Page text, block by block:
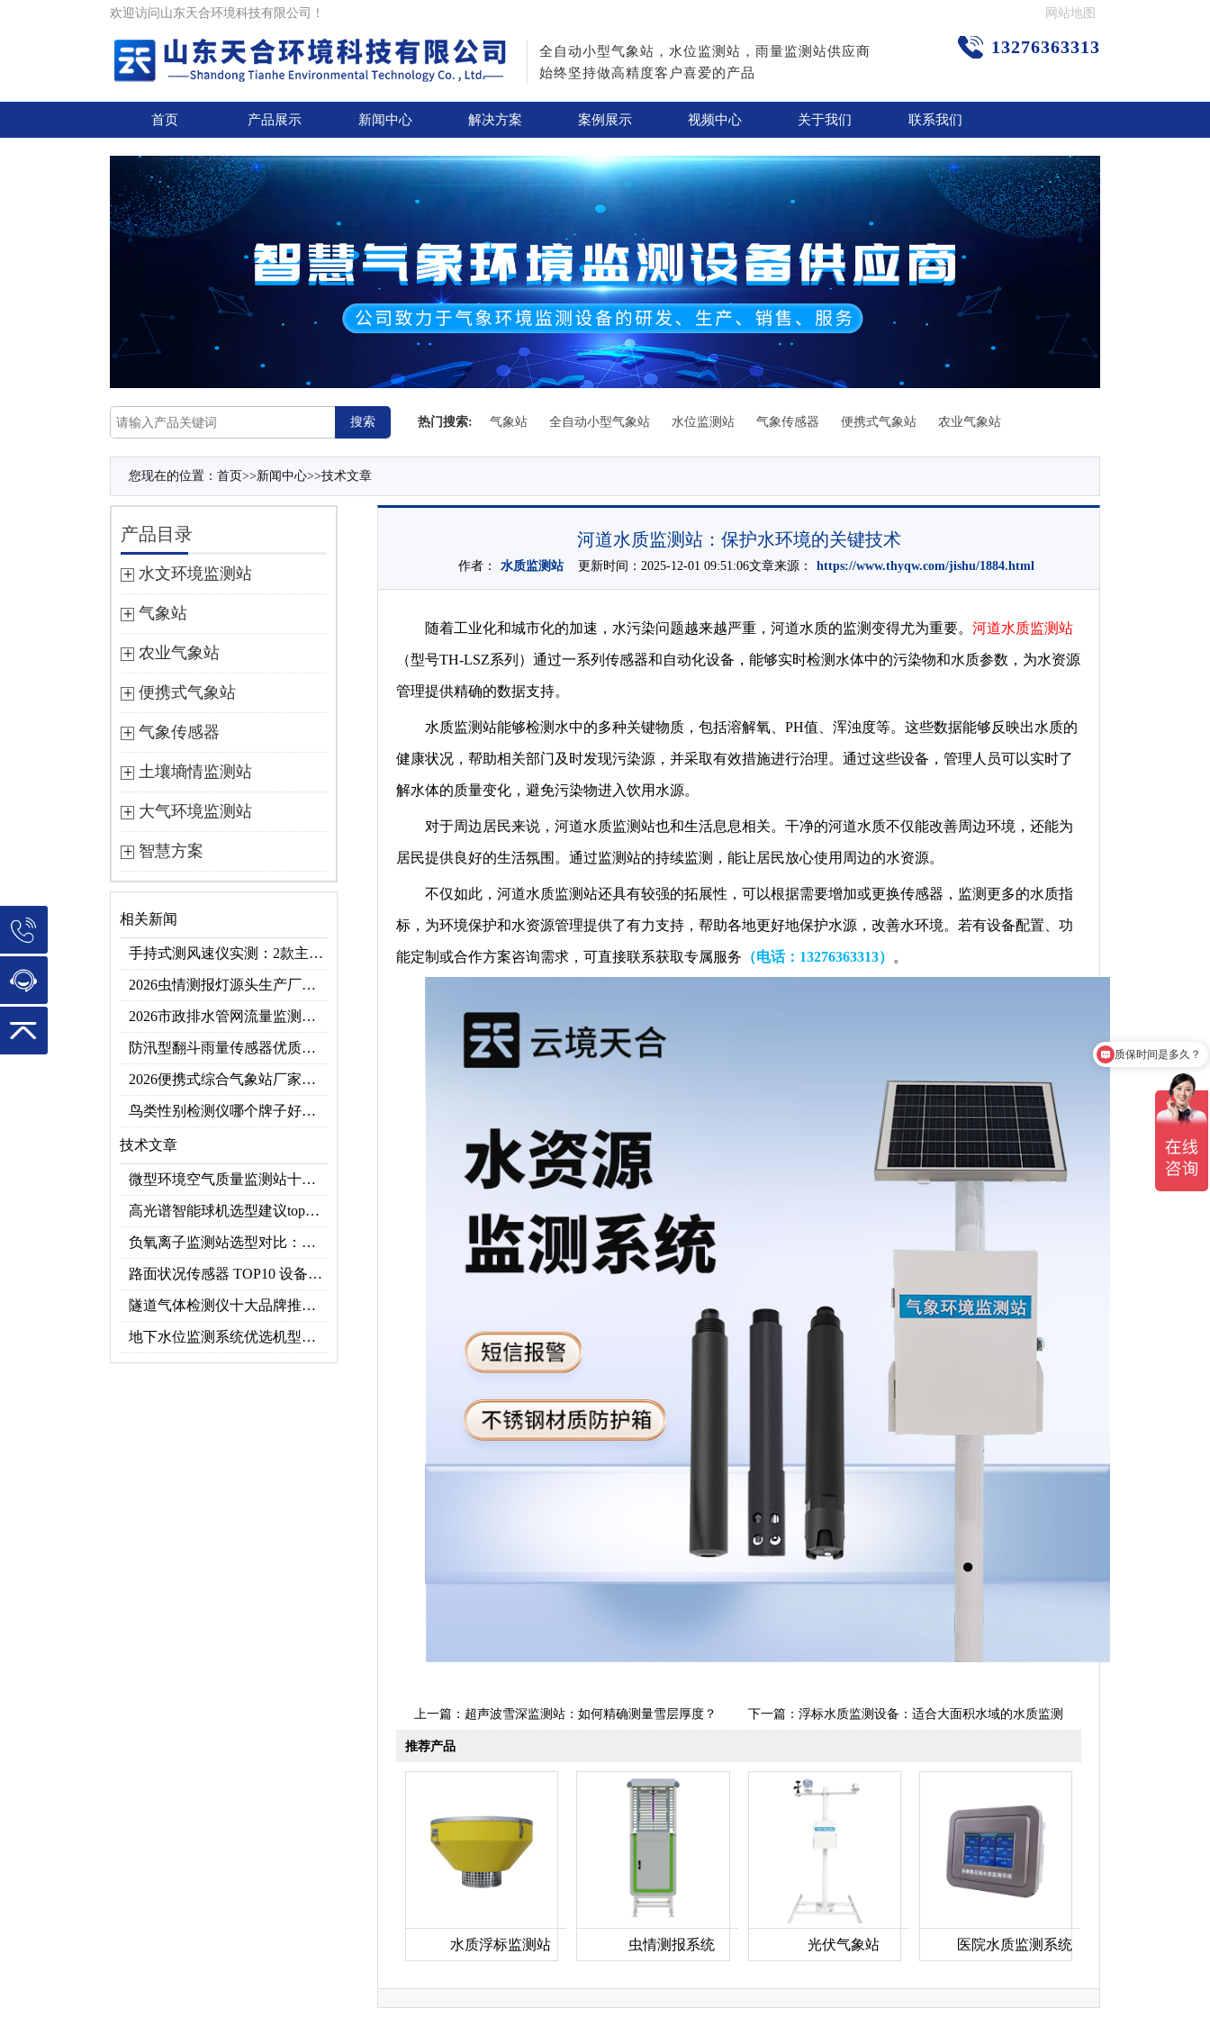
欢迎访问山东天合环境科技有限公司！ 网站地图
全自动小型气象站，水位监测站，雨量监测站供应商
始终坚持做高精度客户喜爱的产品
13276363313
首页 产品展示 新闻中心 解决方案 案例展示 视频中心 关于我们 联系我们
热门搜索: 气象站 全自动小型气象站 水位监测站 气象传感器 便携式气象站 农业气象站
您现在的位置： 首页>>新闻中心>>技术文章
产品目录
水文环境监测站
气象站
农业气象站
便携式气象站
气象传感器
土壤墒情监测站
大气环境监测站
智慧方案
相关新闻
手持式测风速仪实测：2款主流型号参数对比+3类应用场景
2026虫情测报灯源头生产厂家优选推荐：云境天合
2026市政排水管网流量监测系统top10推荐榜：高精度+多维度监测管网环境
防汛型翻斗雨量传感器优质厂家 TOP5 榜首
2026便携式综合气象站厂家排行！应急临时建站首选双品牌
鸟类性别检测仪哪个牌子好？2026禽类性别快速鉴别设备品牌推荐
技术文章
微型环境空气质量监测站十大品牌推荐榜单（2026网格化空气监测优选）
高光谱智能球机选型建议top推荐（附参数表）
负氧离子监测站选型对比：云境天合 TH-FZ5 与天蔚 TW-FZ4 推荐
路面状况传感器 TOP10 设备推荐榜单
隧道气体检测仪十大品牌推荐榜单（2026行业TOP10）
地下水位监测系统优选机型：TH-DSW2深井地下水智能在线监测解决方案
河道水质监测站：保护水环境的关键技术
作者： 水质监测站更新时间：2025-12-01 09:51:06文章来源： https://www.thyqw.com/jishu/1884.html
随着工业化和城市化的加速，水污染问题越来越严重，河道水质的监测变得尤为重要。 河道水质监测站
（型号TH-LSZ系列）通过一系列传感器和自动化设备，能够实时检测水体中的污染物和水质参数，为水资源
管理提供精确的数据支持。
水质监测站能够检测水中的多种关键物质，包括溶解氧、PH值、浑浊度等。这些数据能够反映出水质的
健康状况，帮助相关部门及时发现污染源，并采取有效措施进行治理。通过这些设备，管理人员可以实时了
解水体的质量变化，避免污染物进入饮用水源。
对于周边居民来说，河道水质监测站也和生活息息相关。干净的河道水质不仅能改善周边环境，还能为
居民提供良好的生活氛围。通过监测站的持续监测，能让居民放心使用周边的水资源。
不仅如此，河道水质监测站还具有较强的拓展性，可以根据需要增加或更换传感器，监测更多的水质指
标，为环境保护和水资源管理提供了有力支持，帮助各地更好地保护水源，改善水环境。 若有设备配置、功
能定制或合作方案咨询需求，可直接联系获取专属服务 （电话：13276363313） 。
上一篇： 超声波雪深监测站：如何精确测量雪层厚度？ 下一篇： 浮标水质监测设备：适合大面积水域的水质监测
推荐产品
水质浮标监测站 虫情测报系统 光伏气象站 医院水质监测系统
质保时间是多久？